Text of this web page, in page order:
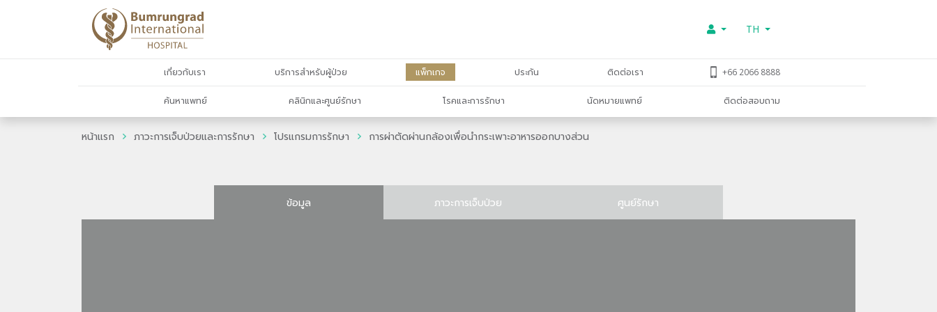
TH
เกี่ยวกับเรา บริการสำหรับผู้ป่วย แพ็กเกจ ประกัน ติดต่อเรา +66 2066 8888
ค้นหาแพทย์ คลินิกและศูนย์รักษา โรคและการรักษา นัดหมายแพทย์ ติดต่อสอบถาม
หน้าแรก ภาวะการเจ็บป่วยและการรักษา โปรแกรมการรักษา การผ่าตัดผ่านกล้องเพื่อนำกระเพาะอาหารออกบางส่วน
ข้อมูล ภาวะการเจ็บป่วย ศูนย์รักษา